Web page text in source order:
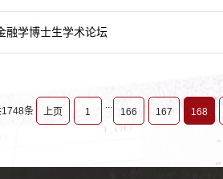
融学博士生学术论坛
1748条 上页 1 166 167 168